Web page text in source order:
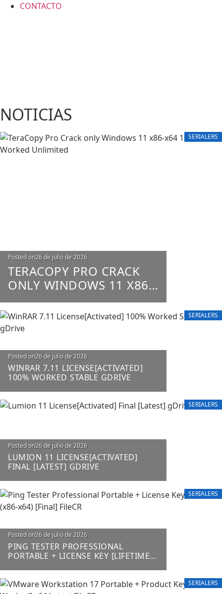
CONTACTO
NOTICIAS
SERIALERS
Posted on26 de julio de 2026
TERACOPY PRO CRACK
ONLY WINDOWS 11 X86-
X64 100% WORKED
UNLIMITED
SERIALERS
Posted on26 de julio de 2026
WINRAR 7.11 LICENSE[ACTIVATED]
100% WORKED STABLE GDRIVE
SERIALERS
Posted on26 de julio de 2026
LUMION 11 LICENSE[ACTIVATED]
FINAL [LATEST] GDRIVE
SERIALERS
Posted on26 de julio de 2026
PING TESTER PROFESSIONAL
PORTABLE + LICENSE KEY [LIFETIME]
SERIALERS